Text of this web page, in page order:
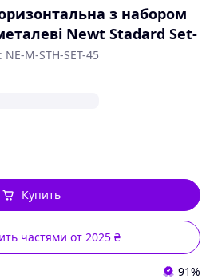
з набором
Newt Stadard Set-
NE-M-STH-SET-45
частями от 2025 ₴
Купить
91%